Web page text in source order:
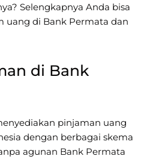
Selengkapnya Anda bisa
uang di Bank Permata dan
di Bank
pinjaman uang
dengan berbagai skema
agunan Bank Permata